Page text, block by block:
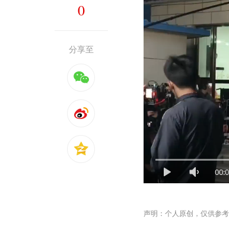
0
分享至
声明：个人原创，仅供参考